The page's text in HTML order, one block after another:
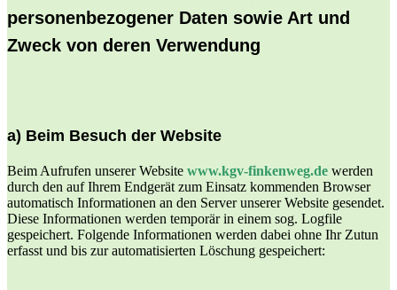
personenbezogener Daten sowie Art und
Zweck von deren Verwendung
a) Beim Besuch der Website
Beim Aufrufen unserer Website www.kgv-finkenweg.de werden
durch den auf Ihrem Endgerät zum Einsatz kommenden Browser
automatisch Informationen an den Server unserer Website gesendet.
Diese Informationen werden temporär in einem sog. Logfile
gespeichert. Folgende Informationen werden dabei ohne Ihr Zutun
erfasst und bis zur automatisierten Löschung gespeichert: